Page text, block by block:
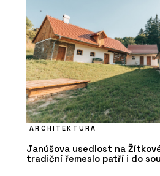
ARCHITEKTURA
Janúšova usedlost na
tradiční řemeslo patří i do